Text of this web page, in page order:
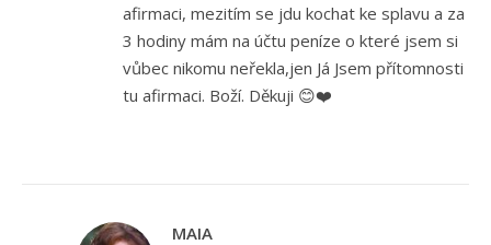
afirmaci, mezitím se jdu kochat ke splavu a za
3 hodiny mám na účtu peníze o které jsem si
vůbec nikomu neřekla,jen Já Jsem přítomnosti
tu afirmaci. Boží. Děkuji 😊❤️
MAIA